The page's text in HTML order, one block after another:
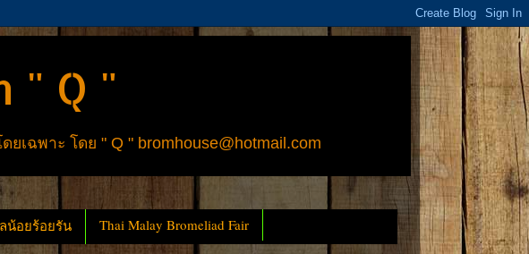
" Q "
ฉพาะ โดย " Q " bromhouse@hotmail.com
น้อยร้อยรัน Thai Malay Bromeliad Fair